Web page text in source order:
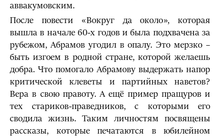
аввакумовским.
После повести «Вокруг да около», которая
вышла в начале 60-х годов и была подхвачена за
рубежом, Абрамов угодил в опалу. Это мерзко –
быть изгоем в родной стране, которой желаешь
добра. Что помогало Абрамову выдержать напор
критической клеветы и партийных наветов?
Вера в свою правоту. А ещё пример пращуров и
тех стариков-праведников, с которыми его
сводила жизнь. Таким личностям посвящены
рассказы, которые печатаются в юбилейном